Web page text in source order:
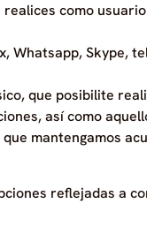
como
Whatsapp, Skype,
que posibilite
así como
mantengamos
reflejadas a